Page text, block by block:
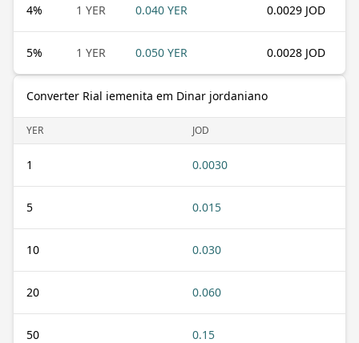
4% 1 YER 0.040 YER 0.0029 JOD
5% 1 YER 0.050 YER 0.0028 JOD
Converter Rial iemenita em Dinar jordaniano
YER JOD
1 0.0030
5 0.015
10 0.030
20 0.060
50 0.15